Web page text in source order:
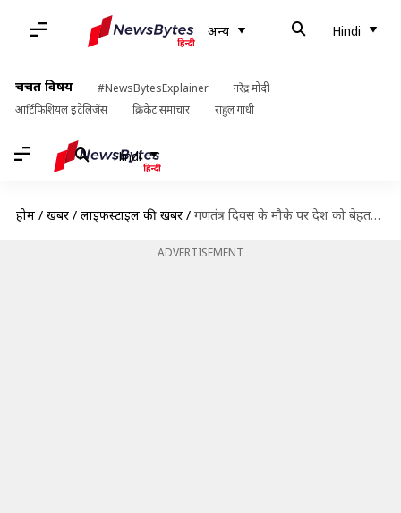
अन्य Hindi
चर्चित विषय #NewsBytesExplainer
नरेंद्र मोदी
आर्टिफिशियल इंटेलिजेंस
क्रिकेट समाचार राहुल गांधी
Hindi
होम / खबरें / लाइफस्टाइल की खबरें / गणतंत्र दिवस के मौके पर देश को बेहतर बनाने के लिए करें ये 5 पहल
ADVERTISEMENT